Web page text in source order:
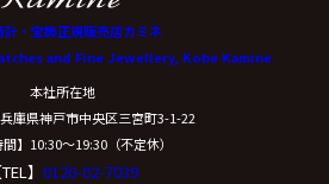
計・宝飾正規販売店カミネ
and Fine Jewellery, Kobe Kamine
本社所在地
庫県神戸市中央区三宮町3-1-22
間】10:30〜19:30（不定休）
TEL】 0120-02-7039